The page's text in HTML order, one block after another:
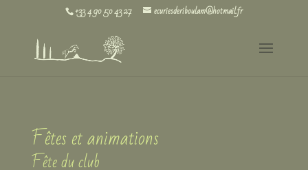
+33 4 90 50 43 27 ecuriesderiboulam@hotmail.fr
Fêtes et animations
Fête du club